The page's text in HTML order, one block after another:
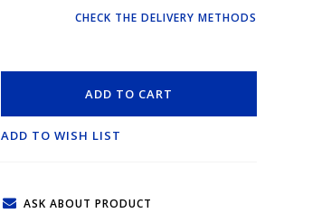
CHECK THE DELIVERY METHODS
ADD TO CART
ADD TO WISH LIST
ASK ABOUT PRODUCT